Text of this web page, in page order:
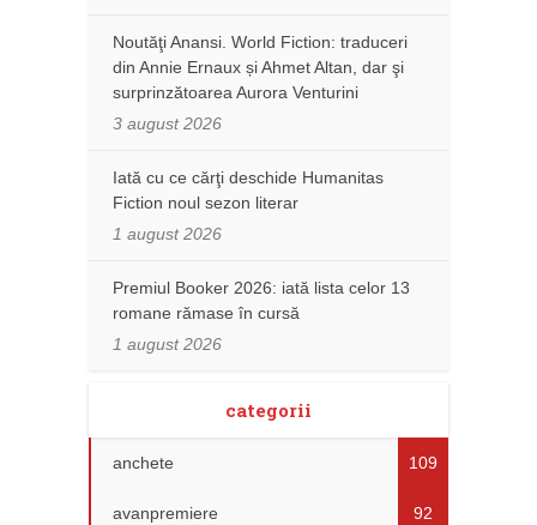
Noutăţi Anansi. World Fiction: traduceri
din Annie Ernaux și Ahmet Altan, dar şi
surprinzătoarea Aurora Venturini
3 august 2026
Iată cu ce cărţi deschide Humanitas
Fiction noul sezon literar
1 august 2026
Premiul Booker 2026: iată lista celor 13
romane rămase în cursă
1 august 2026
categorii
anchete 109
avanpremiere 92